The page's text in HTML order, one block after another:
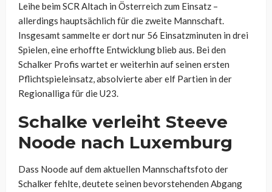
Leihe beim SCR Altach in Österreich zum Einsatz –
allerdings hauptsächlich für die zweite Mannschaft.
Insgesamt sammelte er dort nur 56 Einsatzminuten in drei
Spielen, eine erhoffte Entwicklung blieb aus. Bei den
Schalker Profis wartet er weiterhin auf seinen ersten
Pflichtspieleinsatz, absolvierte aber elf Partien in der
Regionalliga für die U23.
Schalke verleiht Steeve
Noode nach Luxemburg
Dass Noode auf dem aktuellen Mannschaftsfoto der
Schalker fehlte, deutete seinen bevorstehenden Abgang